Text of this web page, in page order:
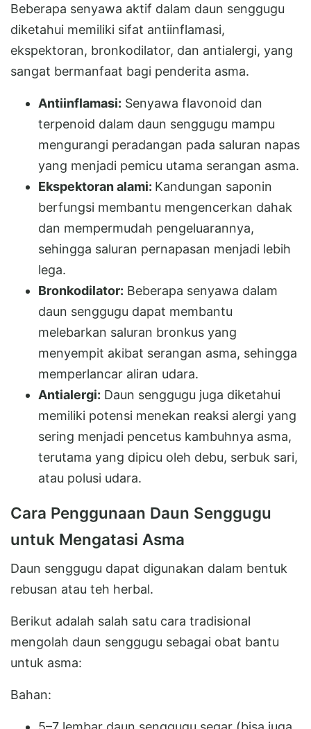
Beberapa senyawa aktif dalam daun senggugu
diketahui memiliki sifat antiinflamasi,
ekspektoran, bronkodilator, dan antialergi, yang
sangat bermanfaat bagi penderita asma.
Antiinflamasi: Senyawa flavonoid dan
terpenoid dalam daun senggugu mampu
mengurangi peradangan pada saluran napas
yang menjadi pemicu utama serangan asma.
Ekspektoran alami: Kandungan saponin
berfungsi membantu mengencerkan dahak
dan mempermudah pengeluarannya,
sehingga saluran pernapasan menjadi lebih
lega.
Bronkodilator: Beberapa senyawa dalam
daun senggugu dapat membantu
melebarkan saluran bronkus yang
menyempit akibat serangan asma, sehingga
memperlancar aliran udara.
Antialergi: Daun senggugu juga diketahui
memiliki potensi menekan reaksi alergi yang
sering menjadi pencetus kambuhnya asma,
terutama yang dipicu oleh debu, serbuk sari,
atau polusi udara.
Cara Penggunaan Daun Senggugu
untuk Mengatasi Asma
Daun senggugu dapat digunakan dalam bentuk
rebusan atau teh herbal.
Berikut adalah salah satu cara tradisional
mengolah daun senggugu sebagai obat bantu
untuk asma:
Bahan: